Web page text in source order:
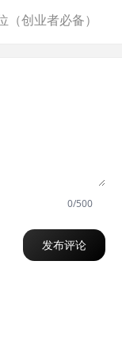
（创业者必备）
0/500
发布评论